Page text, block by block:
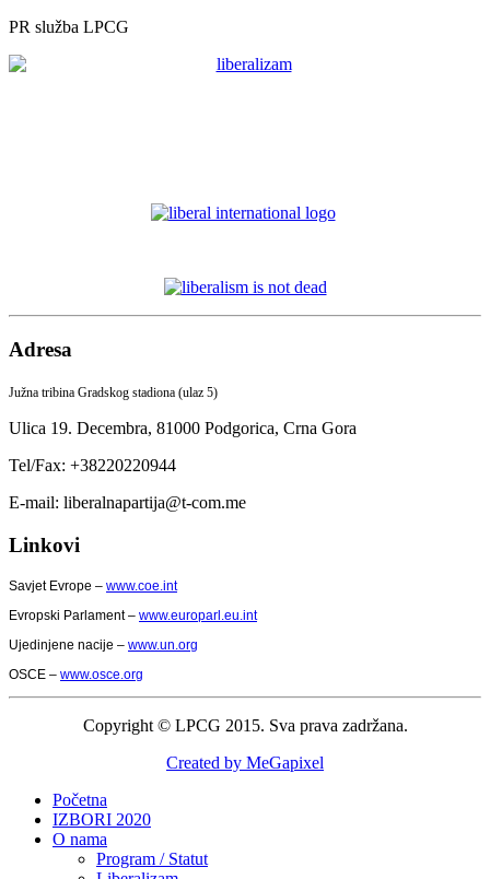
PR služba LPCG
Adresa
Južna tribina Gradskog stadiona (ulaz 5)
Ulica 19. Decembra, 81000 Podgorica, Crna Gora
Tel/Fax: +38220220944
E-mail: liberalnapartija@t-com.me
Linkovi
Savjet Evrope – www.coe.int
Evropski Parlament – www.europarl.eu.int
Ujedinjene nacije – www.un.org
OSCE – www.osce.org
Copyright © LPCG 2015. Sva prava zadržana.
Created by MeGapixel
Početna
IZBORI 2020
O nama
Program / Statut